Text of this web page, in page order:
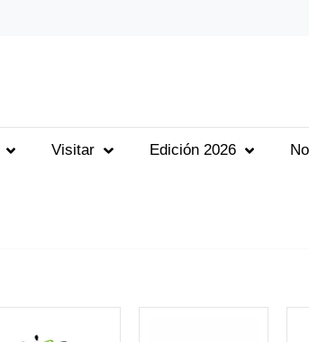
Visitar Edición 2026